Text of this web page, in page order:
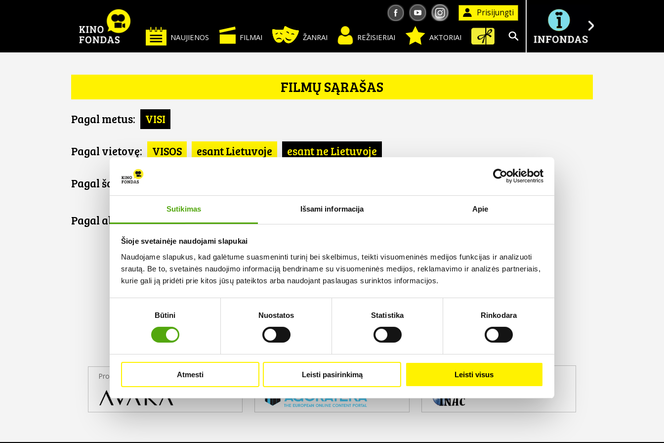
Sutikimas Išsami informacija Apie
Šioje svetainėje naudojami slapukai
Naudojame slapukus, kad galėtume suasmeninti turinį bei skelbimus, teikti visuomeninės medijos funkcijas ir analizuoti
srautą. Be to, svetainės naudojimo informaciją bendriname su visuomeninės medijos, reklamavimo ir analizės partneriais,
kurie gali ją pridėti prie kitos jūsų pateiktos arba naudojant paslaugas surinktos informacijos.
Būtini Nuostatos Statistika Rinkodara
Atmesti Leisti pasirinkimą Leisti visus
Prisijungti
AKTORIAI
REŽISIERIAI
ŽANRAI
FILMAI
NAUJIENOS
Ieškoti
FILMŲ SĄRAŠAS
Pagal metus: VISI
Pagal vietovę: VISOS esant Lietuvoje esant ne Lietuvoje
Pagal šalį: VISOS
Pagal abėcėlę:
Projekto partneris Projekto partneris Projekto partneris